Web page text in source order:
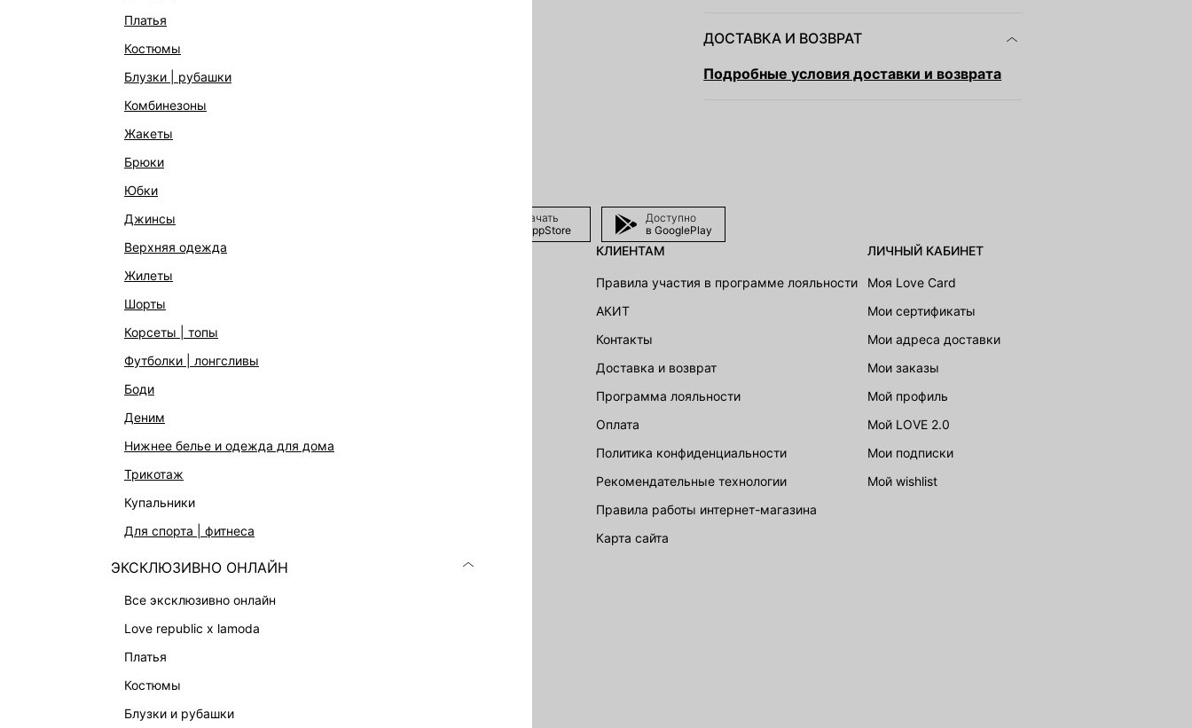
платья
костюмы
блузки | рубашки
комбинезоны
жакеты
брюки
юбки
джинсы
верхняя одежда
жилеты
шорты
корсеты | топы
футболки | лонгсливы
боди
деним
нижнее белье и одежда для дома
трикотаж
купальники
для спорта | фитнеса
ЭКСКЛЮЗИВНО ОНЛАЙН
все эксклюзивно онлайн
love republic x lamoda
платья
костюмы
блузки и рубашки
ДОСТАВКА И ВОЗВРАТ
Подробные условия доставки и возврата
Скачать
в AppStore
Доступно
в GooglePlay
ОФИСНАЯ КОЛЛЕКЦИЯ
ЭКСКЛЮЗИВНО ОНЛАЙН
АКСЕССУАРЫ | УКРАШЕНИЯ
ФИНАЛЬНАЯ РАСПРОДАЖА
ПОДАРОЧНЫЕ СЕРТИФИКАТЫ
БАЛЬЗАМЫ-ТИНТЫ
ЛИМИТИРОВАННЫЕ КОЛЛЕКЦИИ
КАПСУЛЬНЫЙ ГАРДЕРОБ
КЛИЕНТАМ
Правила участия в программе лояльности
АКИТ
Контакты
Доставка и возврат
Программа лояльности
Оплата
Политика конфиденциальности
Рекомендательные технологии
Правила работы интернет-магазина
карта сайта
ЛИЧНЫЙ КАБИНЕТ
Моя Love Card
Мои сертификаты
Мои адреса доставки
Мои заказы
Мой профиль
Мой LOVE 2.0
Мои подписки
Мой wishlist